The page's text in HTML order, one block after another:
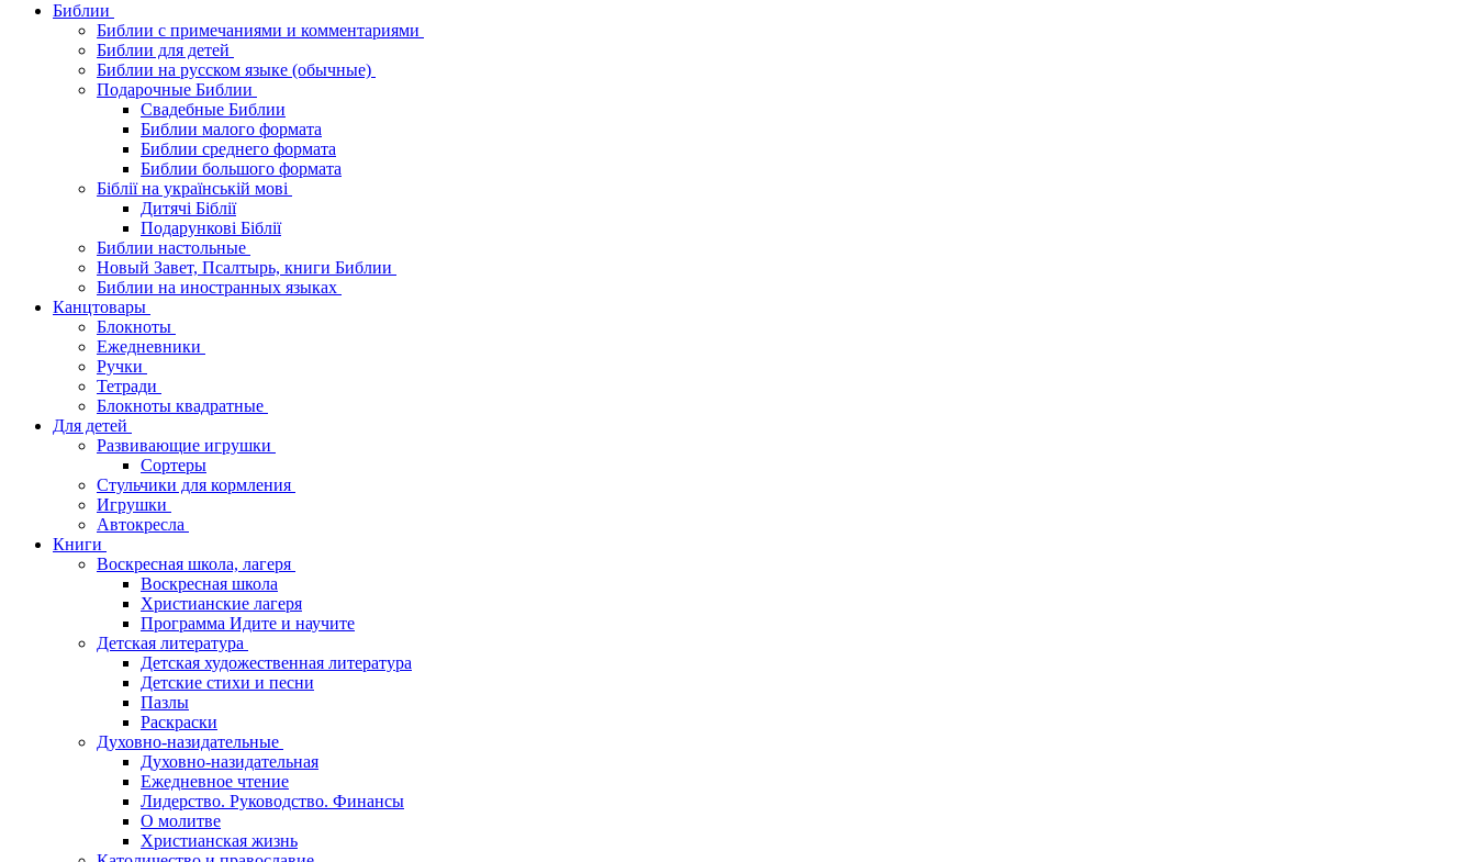
Библии
Библии с примечаниями и комментариями
Библии для детей
Библии на русском языке (обычные)
Подарочные Библии
Свадебные Библии
Библии малого формата
Библии среднего формата
Библии большого формата
Біблії на українській мові
Дитячі Біблії
Подарункові Біблії
Библии настольные
Новый Завет, Псалтырь, книги Библии
Библии на иностранных языках
Канцтовары
Блокноты
Ежедневники
Ручки
Тетради
Блокноты квадратные
Для детей
Развивающие игрушки
Сортеры
Стульчики для кормления
Игрушки
Автокресла
Книги
Воскресная школа, лагеря
Воскресная школа
Христианские лагеря
Программа Идите и научите
Детская литература
Детская художественная литература
Детские стихи и песни
Пазлы
Раскраски
Духовно-назидательные
Духовно-назидательная
Ежедневное чтение
Лидерство. Руководство. Финансы
О молитве
Христианская жизнь